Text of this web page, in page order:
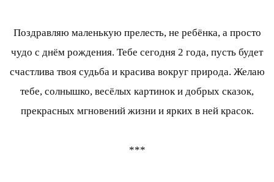
Поздравляю маленькую прелесть, не ребёнка, а просто
чудо с днём рождения. Тебе сегодня 2 года, пусть будет
счастлива твоя судьба и красива вокруг природа. Желаю
тебе, солнышко, весёлых картинок и добрых сказок,
прекрасных мгновений жизни и ярких в ней красок.
***